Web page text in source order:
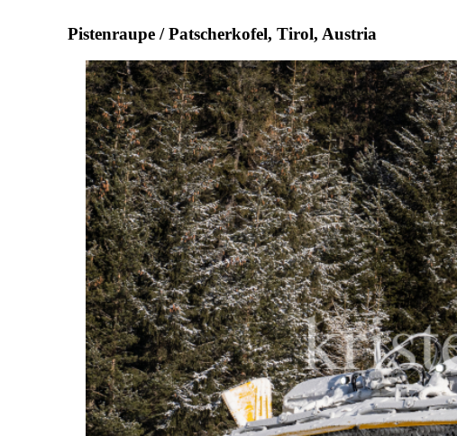
Pistenraupe / Patscherkofel, Tirol, Austria